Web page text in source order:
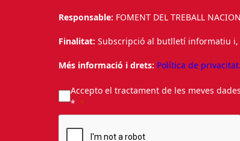
Responsable: FOMENT DEL TREBALL
Finalitat: Subscripció al butlletí informatiu i,
Més informació i drets: Política de privacitat.
Accepto el tractament de les meves
*